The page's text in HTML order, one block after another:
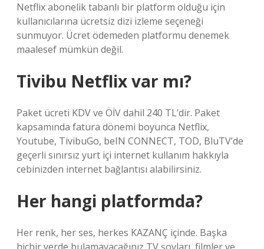
Netflix abonelik tabanlı bir platform olduğu için
kullanıcılarına ücretsiz dizi izleme seçeneği
sunmuyor. Ücret ödemeden platformu denemek
maalesef mümkün değil.
Tivibu Netflix var mı?
Paket ücreti KDV ve ÖİV dahil 240 TL’dir. Paket
kapsamında fatura dönemi boyunca Netflix,
Youtube, TivibuGo, beIN CONNECT, TOD, BluTV’de
geçerli sınırsız yurt içi internet kullanım hakkıyla
cebinizden internet bağlantısı alabilirsiniz.
Her hangi platformda?
Her renk, her ses, herkes KAZANÇ içinde. Başka